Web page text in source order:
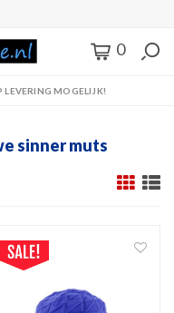
0
MOGELIJK!
sinner muts